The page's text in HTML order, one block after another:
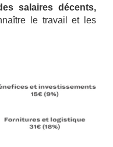
salaires décents,
le travail et les